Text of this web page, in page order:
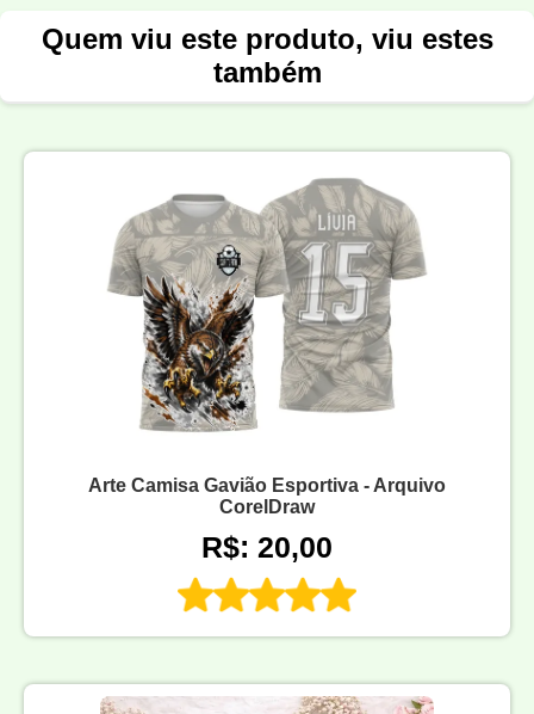
Quem viu este produto, viu estes
também
Arte Camisa Gavião Esportiva - Arquivo
CorelDraw
R$: 20,00